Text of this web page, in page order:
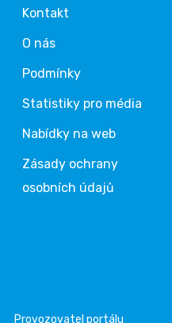
Kontakt
O nás
Podmínky
Statistiky pro média
Nabídky na web
Zásady ochrany
osobních údajů
Provozovatel portálu